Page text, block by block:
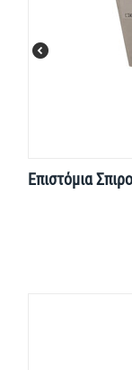
Επιστόμια